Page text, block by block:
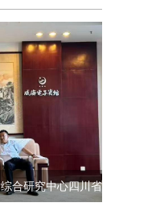
合研究中心四川省